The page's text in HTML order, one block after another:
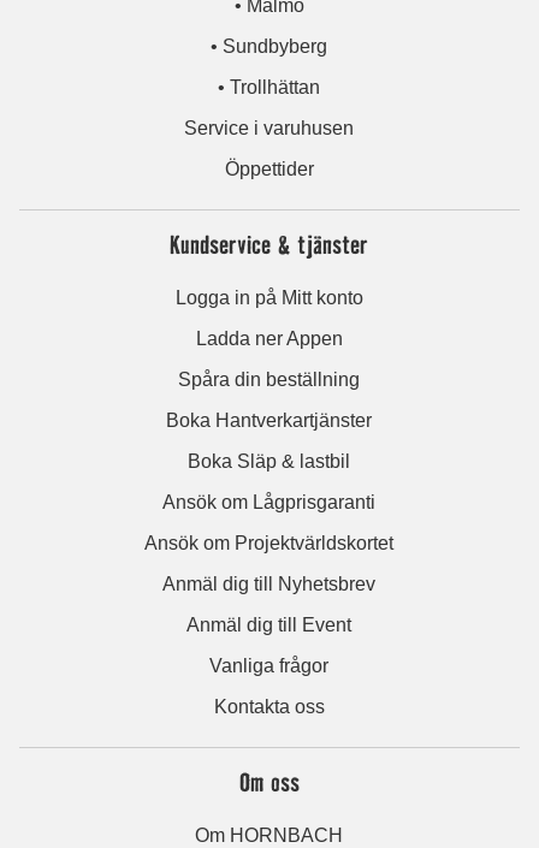
• Malmö
• Sundbyberg
• Trollhättan
Service i varuhusen
Öppettider
Kundservice & tjänster
Logga in på Mitt konto
Ladda ner Appen
Spåra din beställning
Boka Hantverkartjänster
Boka Släp & lastbil
Ansök om Lågprisgaranti
Ansök om Projektvärldskortet
Anmäl dig till Nyhetsbrev
Anmäl dig till Event
Vanliga frågor
Kontakta oss
Om oss
Om HORNBACH